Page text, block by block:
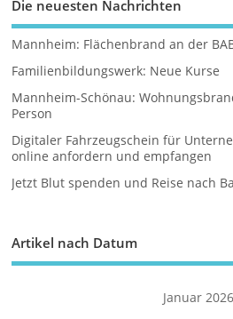
Die neuesten Nachrichten
Mannheim: Flächenbrand an der
Familienbildungswerk: Neue Kurse
Mannheim-Schönau:
Person
Digitaler Fahrzeugschein für
online anfordern und empfangen
Jetzt Blut spenden und Reise nach
Artikel nach Datum
Januar 2026